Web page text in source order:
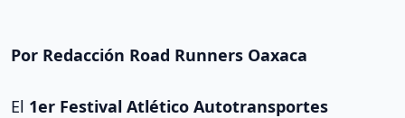
Por Redacción Road Runners Oaxaca
El 1er Festival Atlético Autotransportes